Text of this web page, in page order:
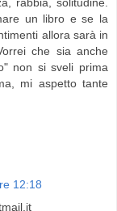
un libro e se la
allora sarà in
che sia anche
non si sveli prima
mi aspetto tante
12:18